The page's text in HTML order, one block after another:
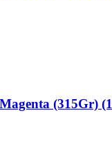
(315Gr)